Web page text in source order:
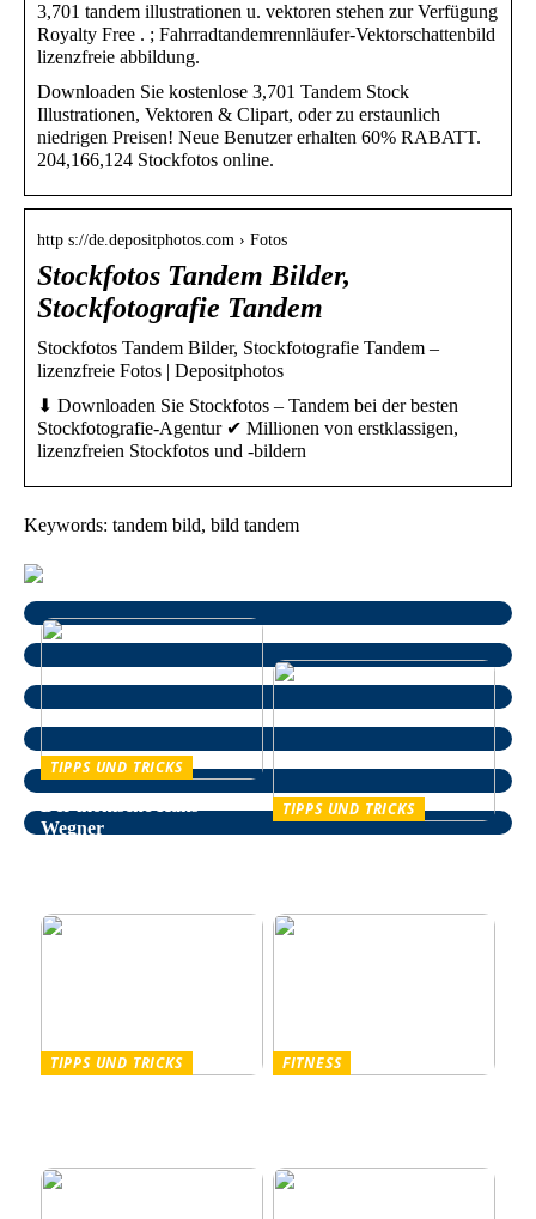
3,701 tandem illustrationen u. vektoren stehen zur Verfügung
Royalty Free . ; Fahrradtandemrennläufer-Vektorschattenbild
lizenzfreie abbildung.
Downloaden Sie kostenlose 3,701 Tandem Stock
Illustrationen, Vektoren & Clipart, oder zu erstaunlich
niedrigen Preisen! Neue Benutzer erhalten 60% RABATT.
204,166,124 Stockfotos online.
http s://de.depositphotos.com › Fotos
Stockfotos Tandem Bilder,
Stockfotografie Tandem
Stockfotos Tandem Bilder, Stockfotografie Tandem –
lizenzfreie Fotos | Depositphotos
⬇ Downloaden Sie Stockfotos – Tandem bei der besten
Stockfotografie-Agentur ✔ Millionen von erstklassigen,
lizenzfreien Stockfotos und -bildern
Keywords: tandem bild, bild tandem
TIPPS UND TRICKS
Wegner
TIPPS UND TRICKS
TIPPS UND TRICKS
FITNESS